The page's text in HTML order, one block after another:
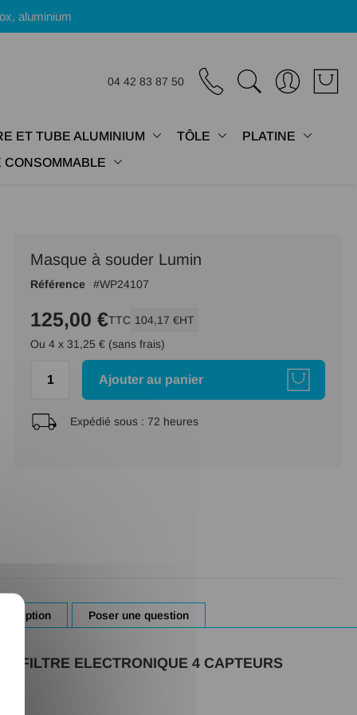
aluminium
04 42 83 87 50
ET TUBE ALUMINIUM TÔLE
PLATINE
Masque à souder Lumin
Référence WP24107
125,00 €TTC 104,17 €HT
Ou 4 x 31,25 € (sans frais)
Ajouter au panier
Expédié sous : 72 heures
FILTRE ELECTRONIQUE 4 CAPTEURS
Poser une question